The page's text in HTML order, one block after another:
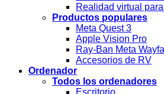
Realidad virtual
Productos populares
Meta Quest 3
Apple Vision Pro
Ray-Ban Meta
Accesorios de RV
Ordenador
Todos los ordenadores
Escritorio